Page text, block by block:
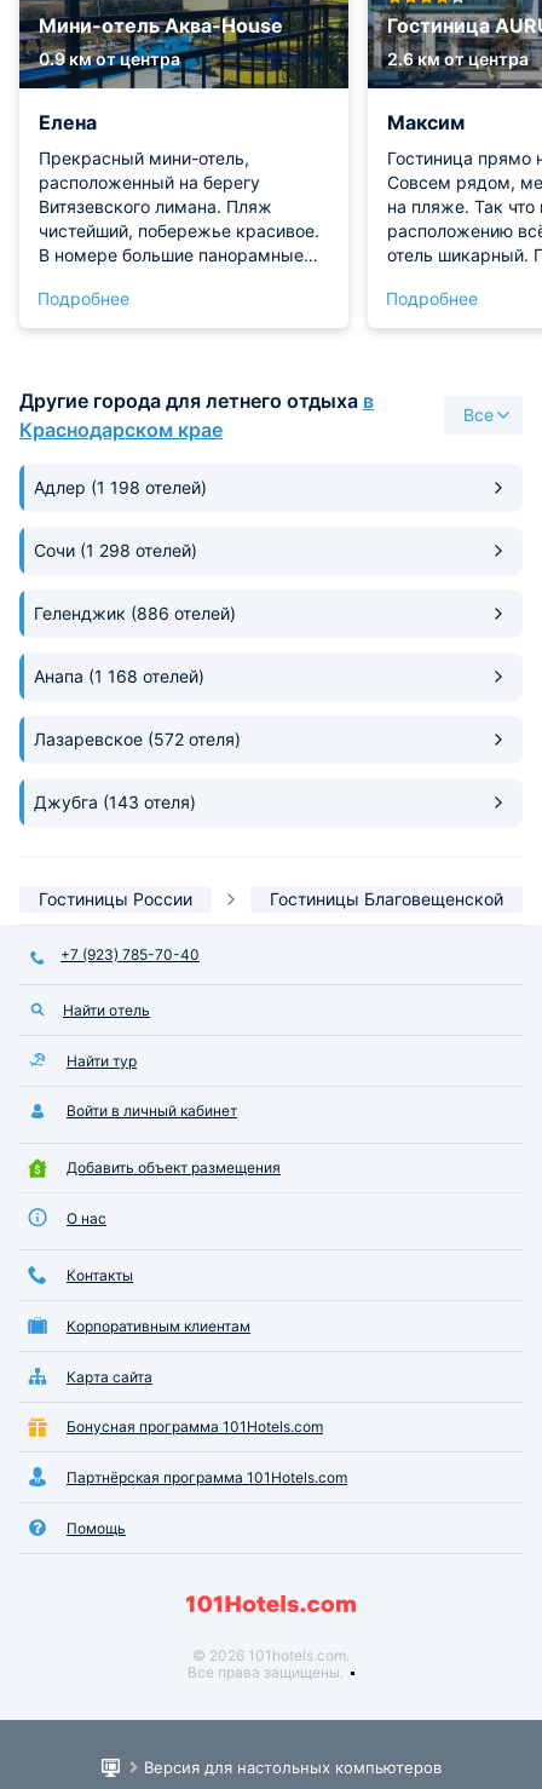
Мини-отель Аква-House
0.9 км от центра
Елена
Прекрасный мини-отель,
расположенный на берегу
Витязевского лимана. Пляж
чистейший, побережье красивое.
В номере большие панорамные
виды! Современное оснащение
номера дает возможность
вариант.
Подробнее
Гостиница
2.6 км от центра
Максим
Гостиница прямо
Совсем рядом,
на пляже. Так что
расположению
отель шикарный.
местах попроще.
номер со всеми
Подробнее
Другие города для летнего отдыха в
Краснодарском крае
Все
Адлер (1 198 отелей)
Сочи (1 298 отелей)
Геленджик (886 отелей)
Анапа (1 168 отелей)
Лазаревское (572 отеля)
Джубга (143 отеля)
Гостиницы России Гостиницы Благовещенской
+7 (923) 785-70-40
Найти отель
Найти тур
Войти в личный кабинет
Добавить объект размещения
О нас
Контакты
Корпоративным клиентам
Карта сайта
Бонусная программа 101Hotels.com
Партнёрская программа 101Hotels.com
Помощь
© 2026 101hotels.com.
Все права защищены.
Версия для настольных компьютеров